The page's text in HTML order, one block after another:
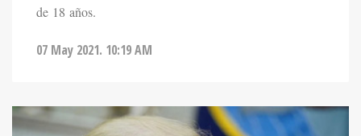
de 18 años.
07 May 2021. 10:19 AM